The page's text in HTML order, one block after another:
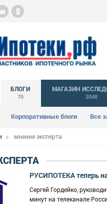
БЛОГИ
70
Корпоративные блоги Все
МАГАЗИН
2048
мнение эксперта
РУСИПОТЕКА теперь
Сергей Гордейко,
минут на телеканале